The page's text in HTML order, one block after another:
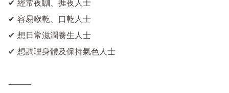
✔ 經常夜瞓、捱夜人士
✔ 容易喉乾、口乾人士
✔ 想日常滋潤養生人士
✔ 想調理身體及保持氣色人士
⸻